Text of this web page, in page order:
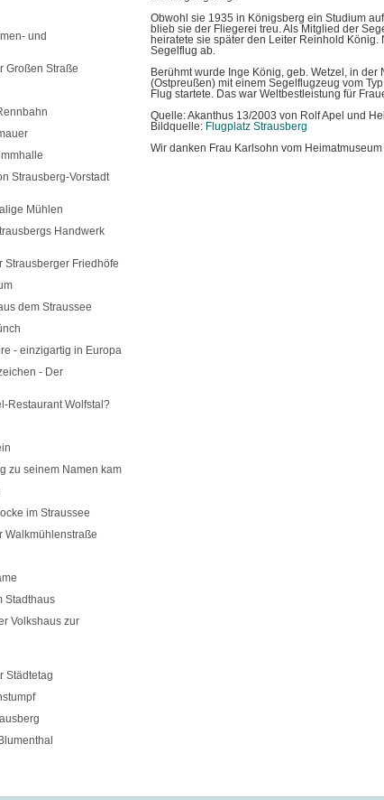
und
Großen Straße
Strausberg-Vorstadt
Mühlen
Handwerk
Strausberger Friedhöfe
dem Straussee
- einzigartig in Europa
- Der
Restaurant Wolfstal?
zu seinem Namen kam
im Straussee
Walkmühlenstraße
Stadthaus
Volkshaus zur
Städtetag
Obwohl sie 1935 in Königsberg ein Studium
blieb sie der Fliegerei treu. Als Mitglied der
heiratete sie später den Leiter Reinhold
Segelflug ab.
Berühmt wurde Inge König, geb. Wetzel, in
(Ostpreußen) mit einem Segelflugzeug vom
Flug startete. Das war Weltbestleistung für
Quelle: Akanthus 13/2003 von Rolf Apel und
Bildquelle: Flugplatz Strausberg
Wir danken Frau Karlsohn vom